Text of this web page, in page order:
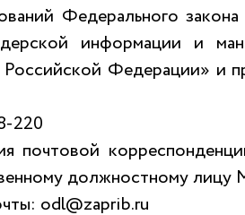
Федерального
информации и
Российской Федерации» и
220
почтовой
должностному лицу
odl@zaprib.ru